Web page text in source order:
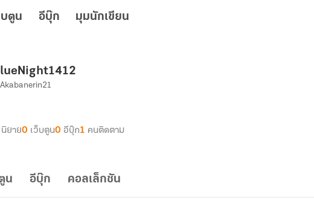
บตูน อีบุ๊ก มุมนักเขียน
นิยาย0 เว็บตูน0 อีบุ๊ก1 คนติดตาม
น อีบุ๊ก คอลเล็กชัน